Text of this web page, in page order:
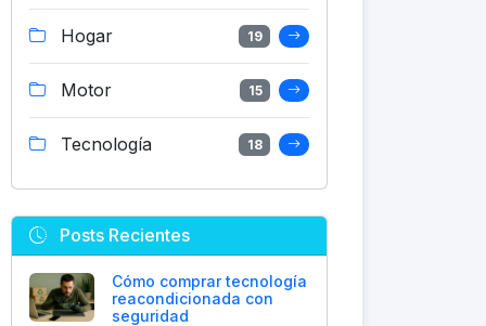
Hogar 19
Motor 15
Tecnología 18
Posts Recientes
Cómo comprar tecnología
reacondicionada con
seguridad